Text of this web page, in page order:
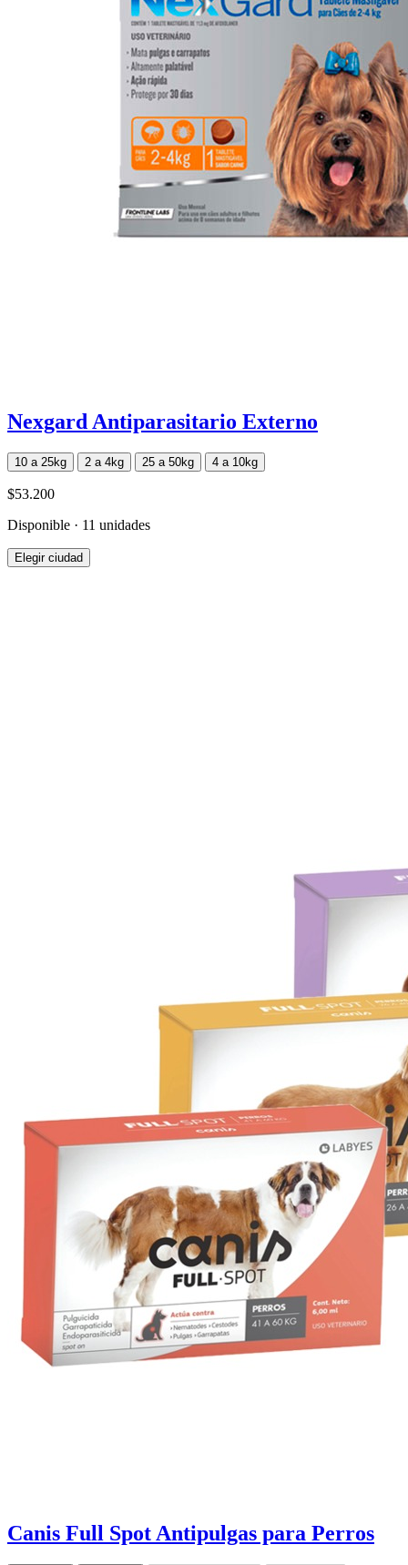
Nexgard Antiparasitario Externo
10 a 25kg 2 a 4kg 25 a 50kg 4 a 10kg
$53.200
Disponible · 11 unidades
Elegir ciudad
Canis Full Spot Antipulgas para Perros